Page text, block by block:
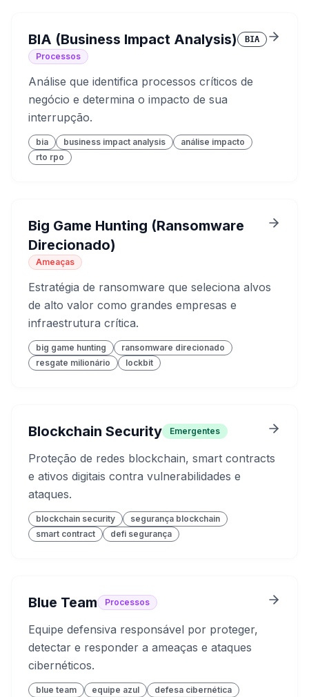
BIA (Business Impact Analysis) BIA
Processos
Análise que identifica processos críticos de
negócio e determina o impacto de sua
interrupção.
bia business impact analysis
análise impacto
rto rpo
Big Game Hunting (Ransomware
Direcionado)
Ameaças
Estratégia de ransomware que seleciona alvos
de alto valor como grandes empresas e
infraestrutura crítica.
big game hunting
ransomware direcionado
resgate milionário
lockbit
Blockchain Security Emergentes
Proteção de redes blockchain, smart contracts
e ativos digitais contra vulnerabilidades e
ataques.
blockchain security
segurança blockchain
smart contract
defi segurança
Blue Team Processos
Equipe defensiva responsável por proteger,
detectar e responder a ameaças e ataques
cibernéticos.
blue team equipe azul
defesa cibernética